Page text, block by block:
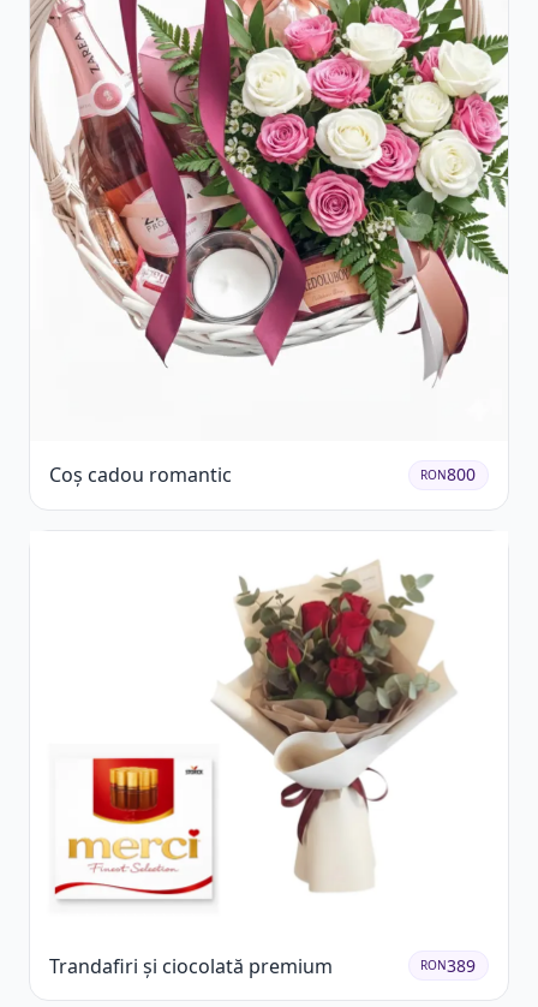
Coș cadou romantic RON800
Trandafiri și ciocolată premium RON389